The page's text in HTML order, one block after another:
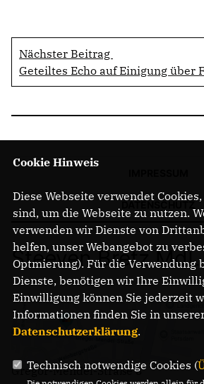
Nächster Beitrag
Geteiltes Echo auf Einigung über
Steeven Bretz MdL
Gregor-Mendel-Straße 3
Cookie Hinweis
Diese Webseite verwendet
sind, um die Webseite zu nutzen.
verwenden wir Dienste von
helfen, unser Webangebot zu
Optmierung). Für die Verwendung
Dienste, benötigen wir Ihre
Einwilligung können Sie jederzeit
Informationen finden Sie in
Datenschutzerklärung.
Technisch notwendige Cookies (